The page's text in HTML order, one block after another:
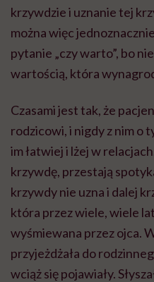
krzywdzie i uznanie tej
można więc
pytanie „czy warto”, bo
wartością, która
Czasami jest tak, że
rodzicowi, i nigdy z nim o
im łatwiej i lżej w
krzywdę, przestają
krzywdy nie uzna i dalej
która przez wiele, wiele
wyśmiewana przez ojca.
przyjeżdżała do
wciąż się pojawiały.